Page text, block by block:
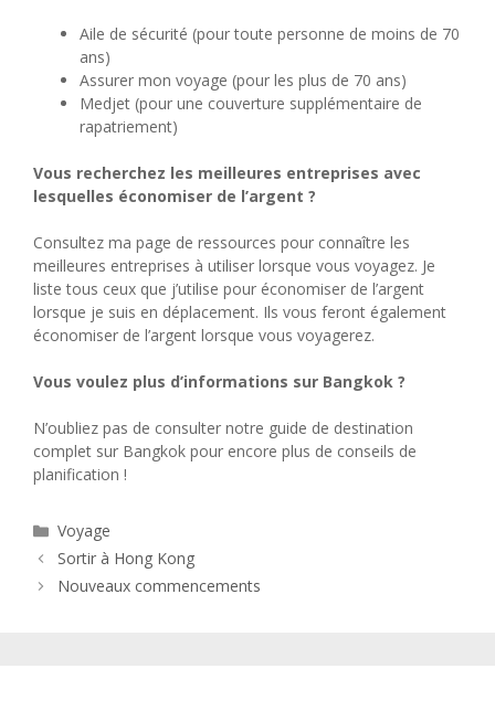
Aile de sécurité (pour toute personne de moins de 70
ans)
Assurer mon voyage (pour les plus de 70 ans)
Medjet (pour une couverture supplémentaire de
rapatriement)
Vous recherchez les meilleures entreprises avec
lesquelles économiser de l’argent ?
Consultez ma page de ressources pour connaître les
meilleures entreprises à utiliser lorsque vous voyagez. Je
liste tous ceux que j’utilise pour économiser de l’argent
lorsque je suis en déplacement. Ils vous feront également
économiser de l’argent lorsque vous voyagerez.
Vous voulez plus d’informations sur Bangkok ?
N’oubliez pas de consulter notre guide de destination
complet sur Bangkok pour encore plus de conseils de
planification !
Catégories
Voyage
Sortir à Hong Kong
Nouveaux commencements